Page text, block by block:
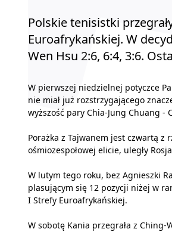
Polskie tenisistki
Euroafrykańskiej. W
Wen Hsu 2:6, 6:4, 3:6.
W pierwszej niedzielnej potyczce
nie miał już rozstrzygającego
wyższość pary Chia-Jung Chuang -
Porażka z Tajwanem jest czwartą z
ośmiozespołowej elicie, uległy
W lutym tego roku, bez Agnieszki
plasującym się 12 pozycji niżej w
I Strefy Euroafrykańskiej.
W sobotę Kania przegrała z Ching-